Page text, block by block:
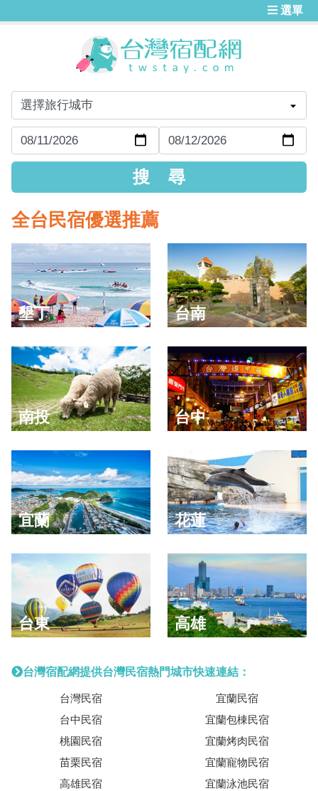
選單
全台民宿優選推薦
墾丁 台南
南投 台中
宜蘭 花蓮
台東 高雄
台灣宿配網提供台灣民宿熱門城市快速連結：
台灣民宿
台中民宿
桃園民宿
苗栗民宿
高雄民宿
宜蘭民宿
宜蘭包棟民宿
宜蘭烤肉民宿
宜蘭寵物民宿
宜蘭泳池民宿